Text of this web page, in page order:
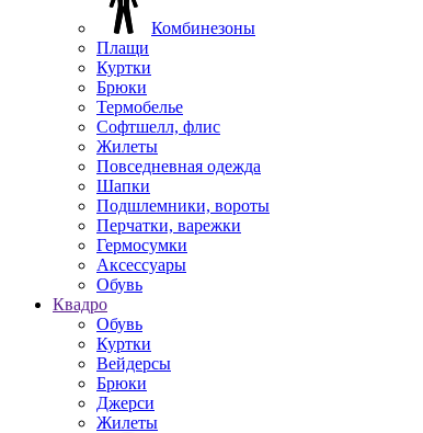
Комбинезоны
Плащи
Куртки
Брюки
Термобелье
Софтшелл, флис
Жилеты
Повседневная одежда
Шапки
Подшлемники, вороты
Перчатки, варежки
Гермосумки
Аксессуары
Обувь
Квадро
Обувь
Куртки
Вейдерсы
Брюки
Джерси
Жилеты